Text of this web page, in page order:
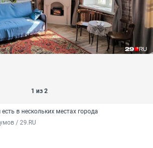
1 из 2
в нескольких местах города
/ 29.RU